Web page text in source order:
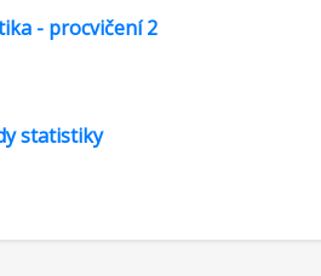
- procvičení 2
statistiky